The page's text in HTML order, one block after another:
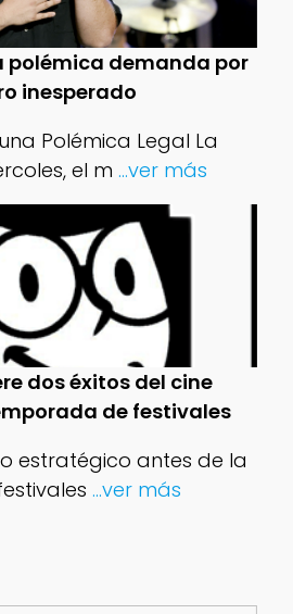
polémica demanda por
inesperado
Polémica Legal La
el m ...ver más
dos éxitos del cine
de festivales
estratégico antes de la
...ver más